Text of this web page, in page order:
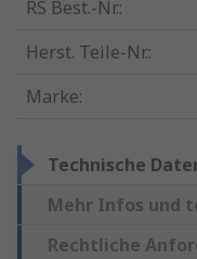
RS Best.-Nr.:
Herst. Teile-Nr.:
Marke:
Technische
Mehr Infos und
Rechtliche